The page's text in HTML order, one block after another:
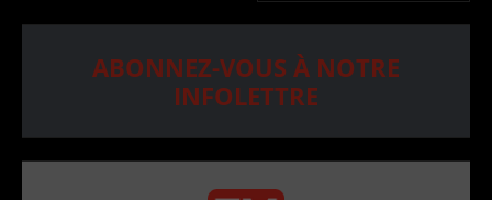
ABONNEZ-VOUS À NOTRE
INFOLETTRE